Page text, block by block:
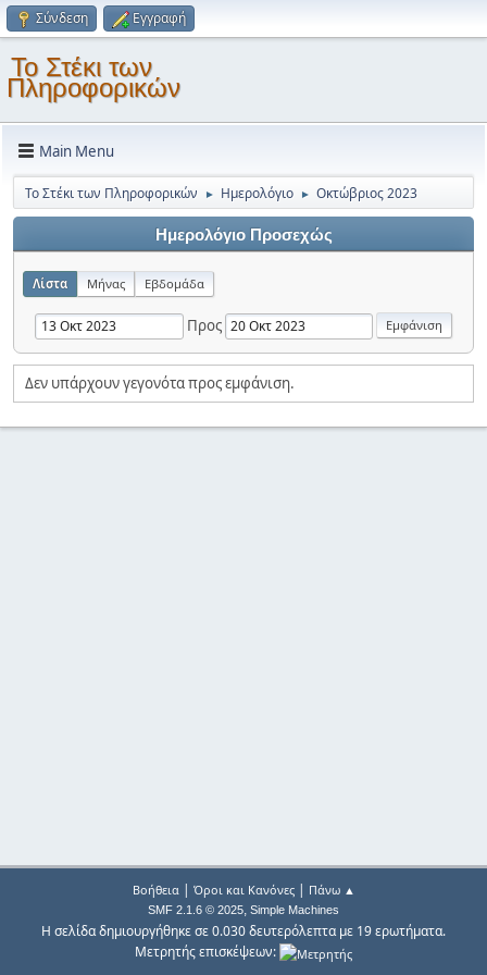
Σύνδεση Εγγραφή
Το Στέκι των
Πληροφορικών
Main Menu
Το Στέκι των Πληροφορικών ► Ημερολόγιο ► Οκτώβριος 2023
Ημερολόγιο Προσεχώς
Λίστα Μήνας Εβδομάδα
Προς
Δεν υπάρχουν γεγονότα προς εμφάνιση.
Βοήθεια| Όροι και Κανόνες| Πάνω ▲
SMF 2.1.6 © 2025, Simple Machines
Η σελίδα δημιουργήθηκε σε 0.030 δευτερόλεπτα με 19 ερωτήματα.
Μετρητής επισκέψεων: